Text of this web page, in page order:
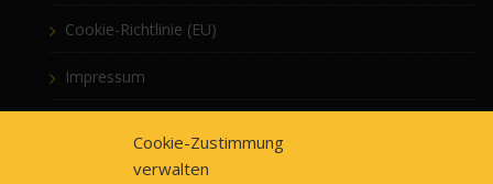
Cookie-Zustimmung
verwalten
Cookie-Richtlinie (EU)
Impressum